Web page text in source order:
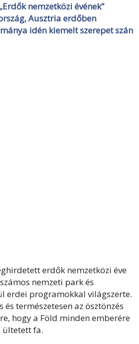
nemzetközi évének”
Ausztria erdőben
idén kiemelt szerepet szán
erdők nemzetközi éve
nemzeti park és
erdei programokkal világszerte.
és természetesen az ösztönzés
hogy a Föld minden emberére
ültetett fa.